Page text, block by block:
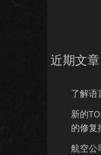
近期文章
了解语
新的
的修复
航空公